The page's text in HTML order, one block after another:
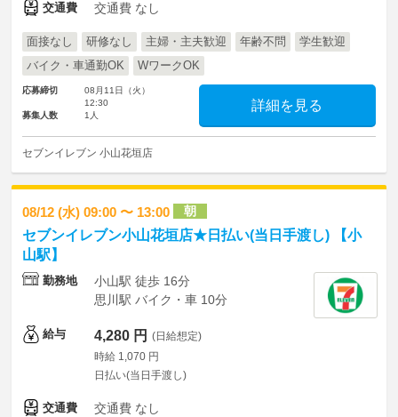
交通費 交通費 なし
面接なし 研修なし 主婦・主夫歓迎 年齢不問
学生歓迎
バイク・車通勤OK
WワークOK
応募締切
08月11日（火）
12:30
募集人数
1人
詳細を見る
セブンイレブン 小山花垣店
08/12 (水) 09:00 〜 13:00 朝
セブンイレブン小山花垣店★日払い(当日手渡し) 【小
山駅】
勤務地
小山駅 徒歩 16分
思川駅 バイク・車 10分
給与 4,280 円 (日給想定)
時給 1,070 円
日払い(当日手渡し)
交通費 交通費 なし